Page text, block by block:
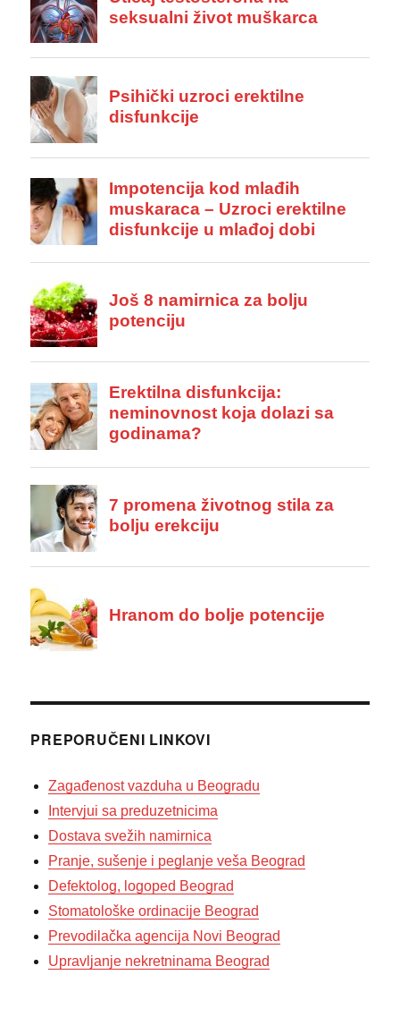
PREPORUČENI LINKOVI
Zagađenost vazduha u Beogradu
Intervjui sa preduzetnicima
Dostava svežih namirnica
Pranje, sušenje i peglanje veša Beograd
Defektolog, logoped Beograd
Stomatološke ordinacije Beograd
Prevodilačka agencija Novi Beograd
Upravljanje nekretninama Beograd